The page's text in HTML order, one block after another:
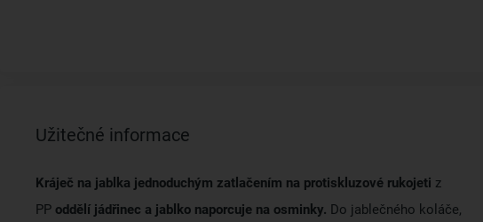
Užitečné informace
Kráječ na jablka jednoduchým zatlačením na protiskluzové rukojeti z
PP oddělí jádřinec a jablko naporcuje na osminky. Do jablečného koláče,